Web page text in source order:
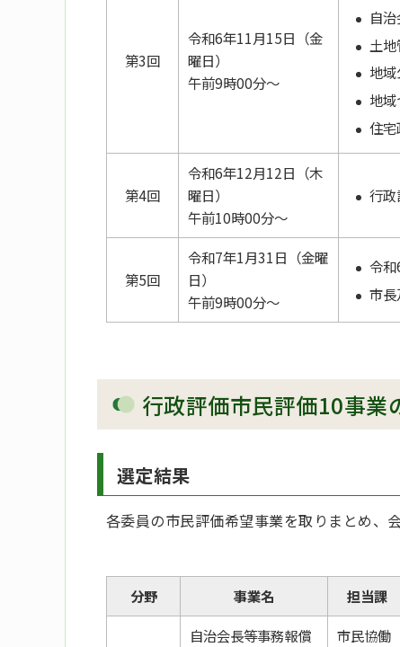
第3回
令和6年11月15日（金
曜日）
午前9時00分～
自
土
地
地
住
第4回
令和6年12月12日（木
曜日）
午前10時00分～
行政
第5回
令和7年1月31日（金曜
日）
午前9時00分～
令
市
行政評価市民評価10事業
選定結果
各委員の市民評価希望事業を取りまとめ、
分野 事業名 担当課
自治会長等事務報償
市民協働